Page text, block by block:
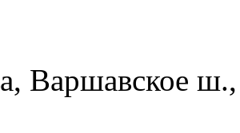
Варшавское